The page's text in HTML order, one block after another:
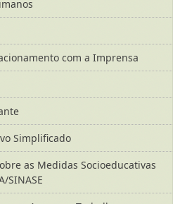
com a Imprensa
Simplificado
as Medidas Socioeducativas
SINASE